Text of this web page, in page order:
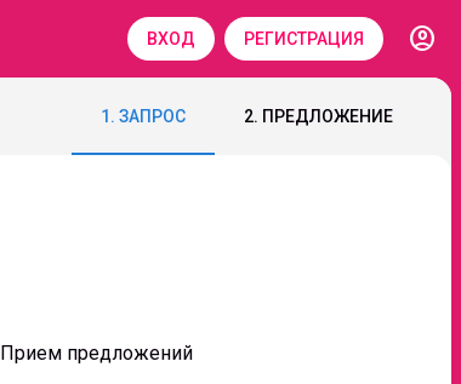
ВХОД РЕГИСТРАЦИЯ
account_circle
1. ЗАПРОС 2. ПРЕДЛОЖЕНИЕ
Прием предложений